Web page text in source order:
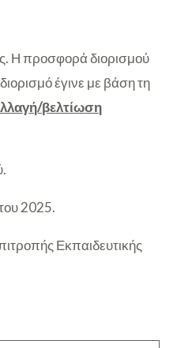
Η προσφορά διορισμού
έγινε με βάση τη
βελτίωση
2025.
Εκπαιδευτικής